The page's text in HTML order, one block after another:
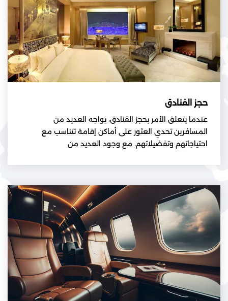
حجز الفنادق
عندما يتعلق الأمر بحجز الفنادق، يواجه العديد من
المسافرين تحدي العثور على أماكن إقامة تتناسب مع
احتياجاتهم وتفضيلاتهم. مع وجود العديد من